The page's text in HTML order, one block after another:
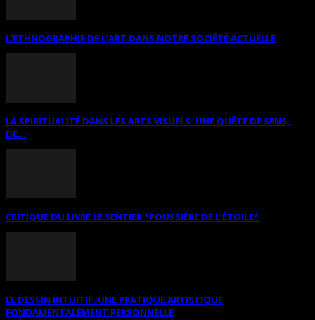
L’ETHNOGRAPHIE DE L’ART DANS NOTRE SOCIÉTÉ ACTUELLE
LA SPIRITUALITÉ DANS LES ARTS VISUELS: UNE QUÊTE DE SENS,
DE...
CRITIQUE DU LIVRE LE SENTIER *POUSSIÈRE DE L’ÉTOILE*
LE DESSIN INTUITIF. UNE PRATIQUE ARTISTIQUE
FONDAMENTALEMENT PERSONNELLE